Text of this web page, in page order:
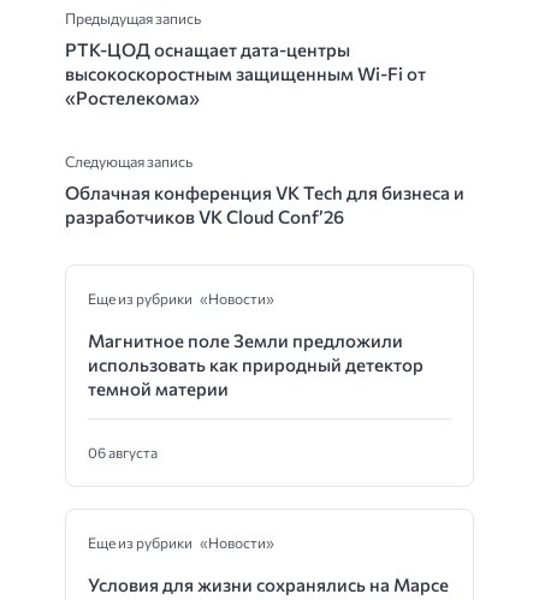
Предыдущая запись
РТК-ЦОД оснащает дата-центры
высокоскоростным защищенным Wi-Fi от
«Ростелекома»
Следующая запись
Облачная конференция VK Tech для бизнеса и
разработчиков VK Cloud Conf’26
Еще из рубрики «Новости»
Магнитное поле Земли предложили
использовать как природный детектор
темной материи
06 августа
Еще из рубрики «Новости»
Условия для жизни сохранялись на Марсе